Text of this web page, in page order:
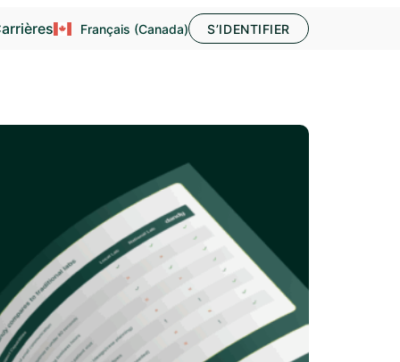
Français (Canada) S’IDENTIFIER